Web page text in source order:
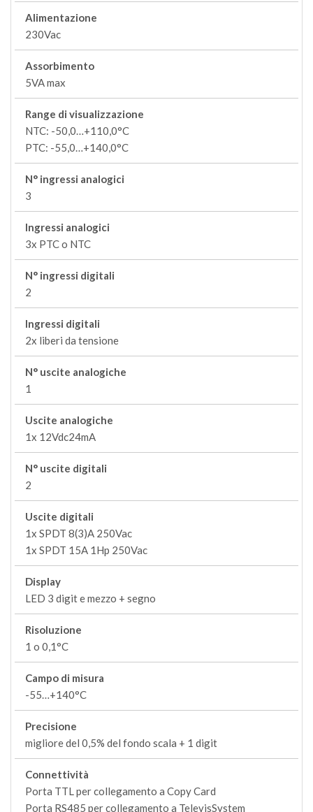
Alimentazione
230Vac
Assorbimento
5VA max
Range di visualizzazione
NTC: -50,0…+110,0°C
PTC: -55,0…+140,0°C
N° ingressi analogici
3
Ingressi analogici
3x PTC o NTC
N° ingressi digitali
2
Ingressi digitali
2x liberi da tensione
N° uscite analogiche
1
Uscite analogiche
1x 12Vdc24mA
N° uscite digitali
2
Uscite digitali
1x SPDT 8(3)A 250Vac
1x SPDT 15A 1Hp 250Vac
Display
LED 3 digit e mezzo + segno
Risoluzione
1 o 0,1°C
Campo di misura
-55…+140°C
Precisione
migliore del 0,5% del fondo scala + 1 digit
Connettività
Porta TTL per collegamento a Copy Card
Porta RS485 per collegamento a TelevisSystem